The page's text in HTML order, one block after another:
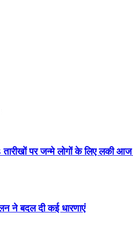
पर जन्मे लोगों के लिए लकी आज
ने बदल दी कई धारणाएं